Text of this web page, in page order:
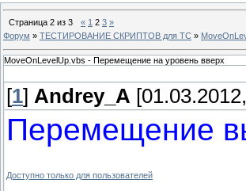
Страница 2 из 3 « 1 2 3 »
Форум » ТЕСТИРОВАНИЕ СКРИПТОВ для TC »
MoveOnLevelUp.vbs - Перемещение на уровень вверх
[1] Andrey_A
Перемещение
Доступно только для пользователей